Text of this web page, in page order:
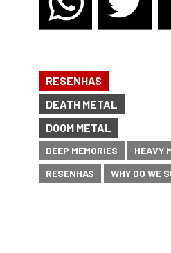
RESENHAS
DEATH METAL
DOOM METAL
DEEP MEMORIES
HEAVY
RESENHAS
WHY DO WE